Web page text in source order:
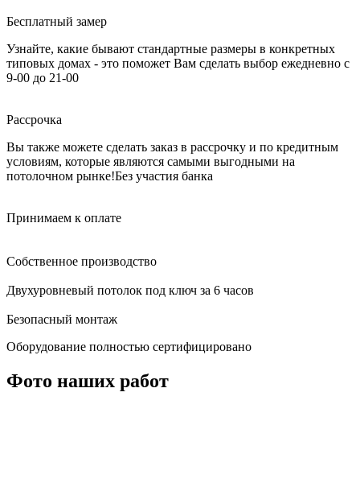
Бесплатный замер
Узнайте, какие бывают стандартные размеры в конкретных
типовых домах - это поможет Вам сделать выбор ежедневно с
9-00 до 21-00
Рассрочка
Вы также можете сделать заказ в рассрочку и по кредитным
условиям, которые являются самыми выгодными на
потолочном рынке!Без участия банка
Принимаем к оплате
Собственное производство
Двухуровневый потолок под ключ за 6 часов
Безопасный монтаж
Оборудование полностью сертифицировано
Фото наших работ